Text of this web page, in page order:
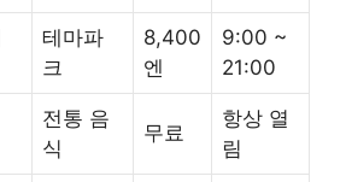
테마파
크
8,400
엔
9:00 ~
21:00
전통 음
식
무료
항상 열
림